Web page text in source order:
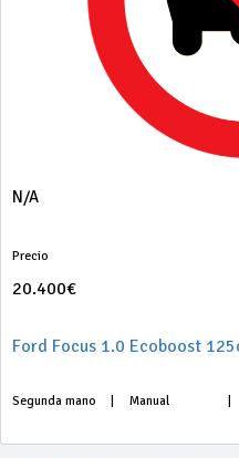
N/A
Precio
20.400€
Ford Focus 1.0 Ecoboost
Segunda mano Manual